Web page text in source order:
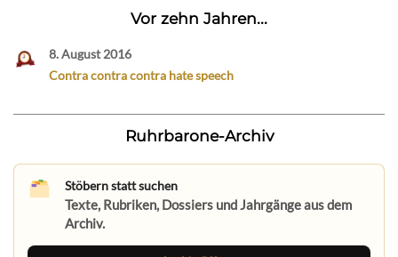
Vor zehn Jahren...
8. August 2016
Contra contra contra hate speech
Ruhrbarone-Archiv
Stöbern statt suchen
Texte, Rubriken, Dossiers und Jahrgänge aus dem
Archiv.